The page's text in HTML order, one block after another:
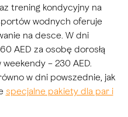
trening kondycyjny na
wodnych oferuje
na desce. W dni
AED za osobę dorosłą
– 230 AED.
w dni powszednie, jak
specjalne pakiety dla par i